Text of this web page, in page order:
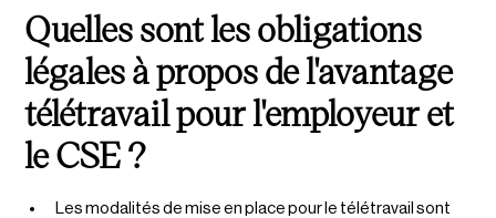
Quelles sont les obligations
légales à propos de l'avantage
télétravail pour l'employeur et
le CSE ?
Les modalités de mise en place pour le télétravail sont